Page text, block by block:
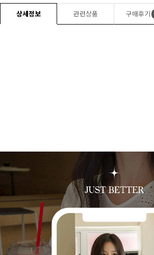
상세정보 관련상품 구매후기